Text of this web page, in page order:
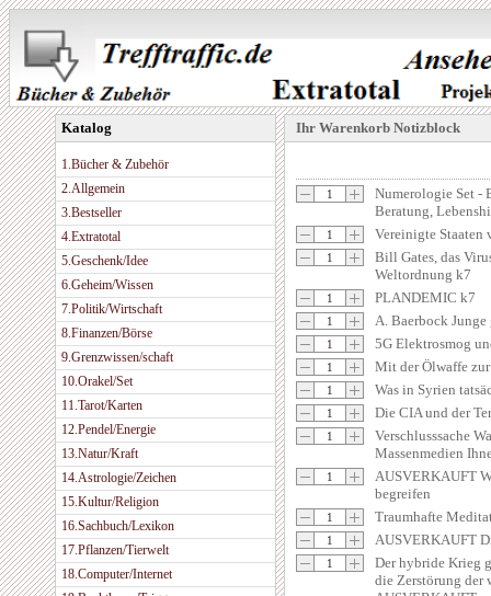
Katalog
1.Bücher & Zubehör
2.Allgemein
3.Bestseller
4.Extratotal
5.Geschenk/Idee
6.Geheim/Wissen
7.Politik/Wirtschaft
8.Finanzen/Börse
9.Grenzwissen/schaft
10.Orakel/Set
11.Tarot/Karten
12.Pendel/Energie
13.Natur/Kraft
14.Astrologie/Zeichen
15.Kultur/Religion
16.Sachbuch/Lexikon
17.Pflanzen/Tierwelt
18.Computer/Internet
Ihr Warenkorb Notizblock
Numerologie Set -
Beratung,
Vereinigte Staaten
Bill Gates, das
Weltordnung k7
PLANDEMIC k7
A. Baerbock
5G Elektrosmog
Mit der Ölwaffe
Was in Syrien
Die CIA und der
Verschlusssache
Massenmedien
AUSVERKAUFT
begreifen
Traumhafte
AUSVERKAUFT
Der hybride Krieg
die Zerstörung